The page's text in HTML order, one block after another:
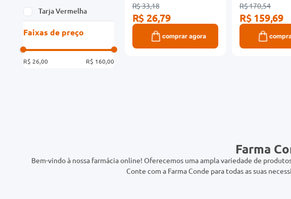
Tarja Vermelha
Faixas de preço
R$ 26,00 R$ 160,00
R$ 33,18
R$ 26,79
comprar agora
R$ 170,54
R$ 159,69
Farma
Bem-vindo à nossa farmácia online! Oferecemos uma ampla variedade de
Conte com a Farma Conde para todas as suas